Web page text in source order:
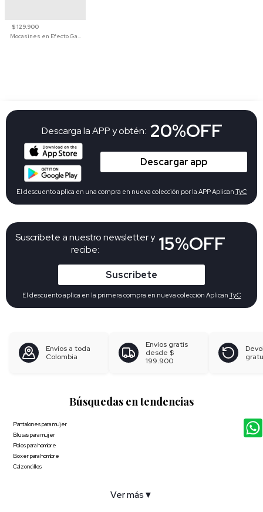
$ 129.900
Mocasines en Efecto Gamuzado Para Mujer
Suscribete a nuestro newsletter y
recibe:
15%OFF
Suscribete
El descuento aplica en la primera compra en nueva colección Aplican TyC
Descarga la APP y obtén: 20%OFF
Descargar app
El descuento aplica en una compra en nueva colección por la APP Aplican TyC
Envíos a toda
Colombia
Envíos gratis
desde $
199.900
Búsquedas en tendencias
Pantalones para mujer
Blusas para mujer
Polos para hombre
Boxer para hombre
Calzoncillos
Ver más ▼